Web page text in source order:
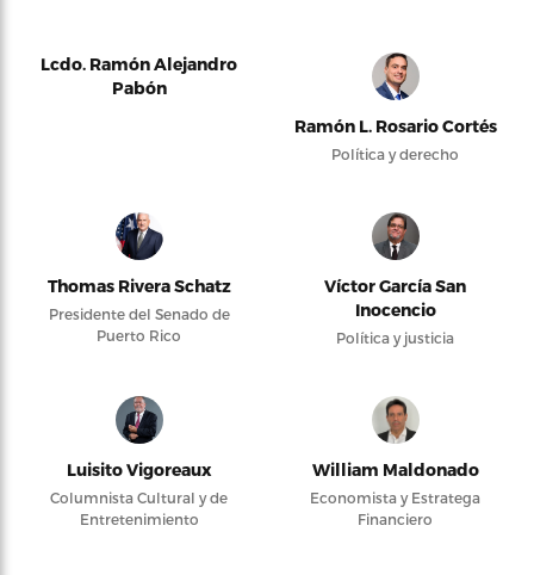
Lcdo. Ramón Alejandro
Pabón
Ramón L. Rosario Cortés
Política y derecho
Thomas Rivera Schatz
Presidente del Senado de
Puerto Rico
Víctor García San
Inocencio
Política y justicia
Luisito Vigoreaux
Columnista Cultural y de
Entretenimiento
William Maldonado
Economista y Estratega
Financiero